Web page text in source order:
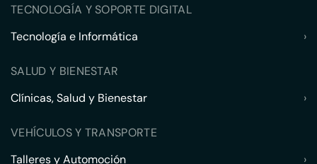
TECNOLOGÍA Y SOPORTE DIGITAL
Tecnología e Informática
›
SALUD Y BIENESTAR
Clínicas, Salud y Bienestar
›
VEHÍCULOS Y TRANSPORTE
Talleres y Automoción
›